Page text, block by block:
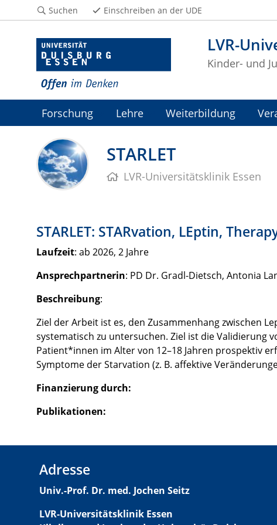
LVR-
Kinder- und
Suchen Einschreiben an der UDE
Forschung Lehre Weiterbildung
STARLET
LVR-Universitätsklinik Essen
STARLET: STARvation, LEptin,
Laufzeit: ab 2026, 2 Jahre
Ansprechpartnerin: PD Dr. Gradl-Dietsch, Antonia
Beschreibung:
Ziel der Arbeit ist es, den Zusammenhang zwischen
systematisch zu untersuchen. Ziel ist die Validierung
Patient*innen im Alter von 12–18 Jahren prospektiv
Symptome der Starvation (z. B. affektive
Finanzierung durch:
Publikationen:
Adresse
Univ.-Prof. Dr. med. Jochen Seitz
LVR-Universitätsklinik Essen